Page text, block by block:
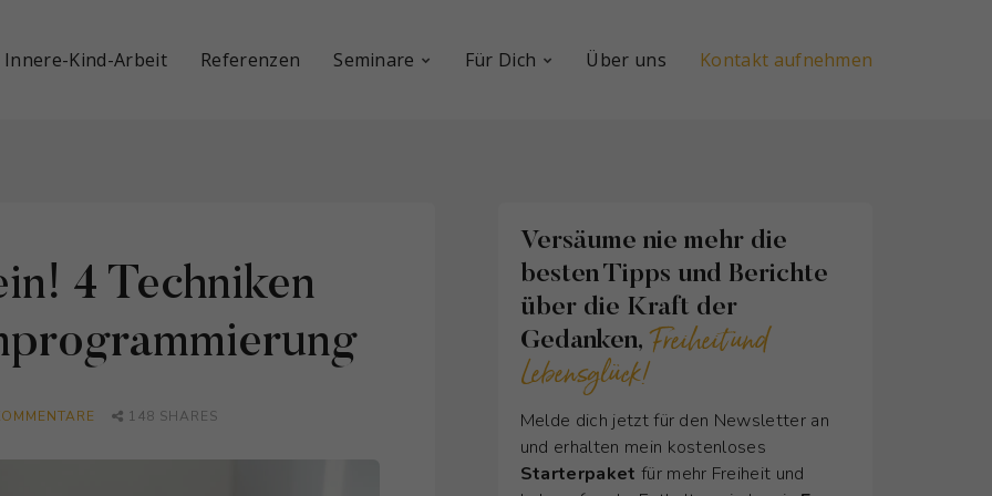
Innere-Kind-Arbeit Referenzen Seminare Für Dich Über uns Kontakt aufnehmen
4 Techniken
148 SHARES
Versäume nie mehr die
besten Tipps und Berichte
über die Kraft der
Gedanken, Freiheit und
Lebensglück!
Melde dich jetzt für den Newsletter an
und erhalten mein kostenloses
Starterpaket für mehr Freiheit und